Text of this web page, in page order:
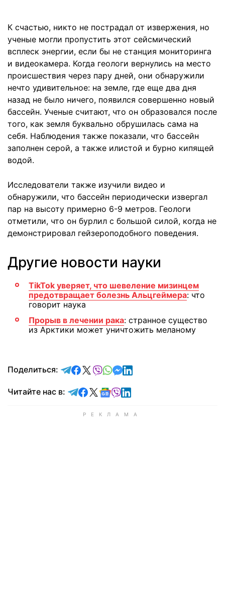
К счастью, никто не пострадал от извержения, но
ученые могли пропустить этот сейсмический
всплеск энергии, если бы не станция мониторинга
и видеокамера. Когда геологи вернулись на место
происшествия через пару дней, они обнаружили
нечто удивительное: на земле, где еще два дня
назад не было ничего, появился совершенно новый
бассейн. Ученые считают, что он образовался после
того, как земля буквально обрушилась сама на
себя. Наблюдения также показали, что бассейн
заполнен серой, а также илистой и бурно кипящей
водой.
Исследователи также изучили видео и
обнаружили, что бассейн периодически извергал
пар на высоту примерно 6-9 метров. Геологи
отметили, что он бурлил с большой силой, когда не
демонстрировал гейзероподобного поведения.
Другие новости науки
TikTok уверяет, что шевеление мизинцем
предотвращает болезнь Альцгеймера: что
говорит наука
Прорыв в лечении рака: странное существо
из Арктики может уничтожить меланому
Поделиться: отправить в Telegram
поделиться в Facebook
поделиться в X
отправить в Viber
отправить в Whatsapp
отправить в Messenger
отправить в LinkedIn
Читайте нас в: Читайте в Telegram
Читайте в Facebook
Читайте в X
Читайте в Google news
Читайте в Viber
Читайте в LinkedIn